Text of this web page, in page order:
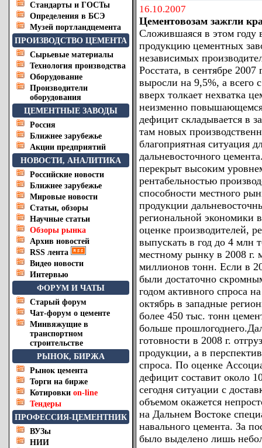
Стандарты и ГОСТы
Определения в БСЭ
Музей портландцемента
ПРОИЗВОДСТВО ЦЕМЕНТА
Сырьевые материалы
Технология производства
Оборудование
Производители
оборудования
ЦЕМЕНТНЫЕ ЗАВОДЫ
Россия
Ближнее зарубежье
Акции предприятий
НОВОСТИ, АНАЛИТИКА
Российские новости
Ближнее зарубежье
Мировые новости
Статьи, обзоры
Научные статьи
Обзоры рынка
Архив новостей
RSS лента
Видео новости
Интервью
ФОРУМ И ЧАТЫ
Старый форум
Чат-форум о цементе
Минвяжущие в
транспортном
строительстве
РЫНОК, БИРЖА
Рынок цемента
Торги на бирже
Котировки on-line
Тендеры
ПРОФЕССИЯ-ЦЕМЕНТНИК
ВУЗы
НИИ
16.10.2007
Цементовозам зажгли
Сложившаяся в этом году
продукцию цементных
независимых
Росстата, в сентябре
выросли на 9,5%, а всего
вверх толкает нехватка
неизменно
дефицит складывается в
там новых
благоприятная ситуация
дальневосточного
перекрыт высоким
рентабельностью
способности местного
продукции
региональной экономики
оценке производителей,
выпускать в год до 4 млн
местному рынку в 2008 г.
миллионов тонн. Если в
были достаточно
годом активного спроса
октябрь в западные
более 450 тыс. тонн
больше
готовности в 2008 г.
продукции, а в
спроса. По оценке
дефицит составит около
сегодня ситуации с
объемом окажется
на Дальнем Востоке
навального цемента. За
было выделено лишь